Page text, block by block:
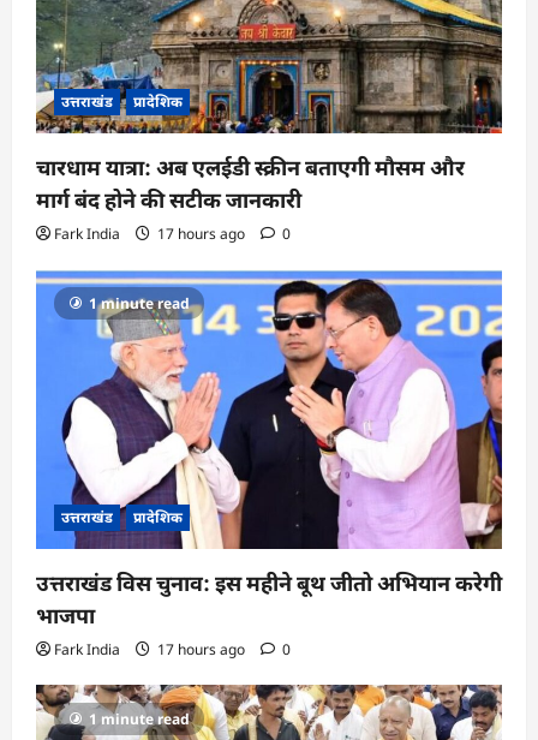
उत्तराखंड प्रादेशिक
चारधाम यात्रा: अब एलईडी स्क्रीन बताएगी मौसम और
मार्ग बंद होने की सटीक जानकारी
Fark India 17 hours ago 0
1 minute read
उत्तराखंड प्रादेशिक
उत्तराखंड विस चुनाव: इस महीने बूथ जीतो अभियान करेगी
भाजपा
Fark India 17 hours ago 0
1 minute read